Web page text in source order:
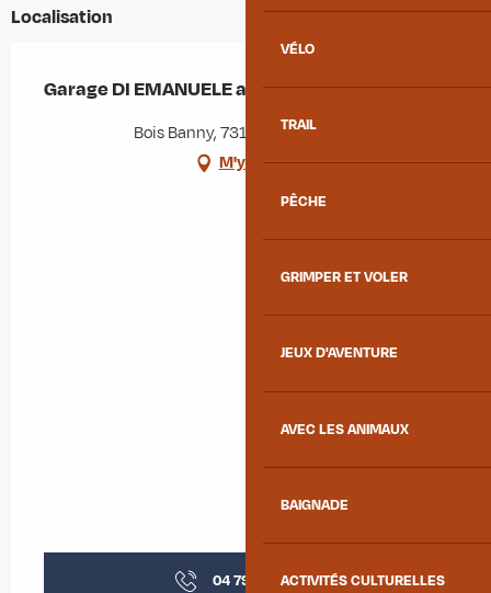
VÉLO
TRAIL
PÊCHE
GRIMPER ET VOLER
JEUX D'AVENTURE
AVEC LES ANIMAUX
BAIGNADE
ACTIVITÉS CULTURELLES
Localisation
Garage DI EMANUELE automobiles MOTRIO
Bois Banny, 73130 La Chambre
M'y rendre
04 79 83 19▒▒